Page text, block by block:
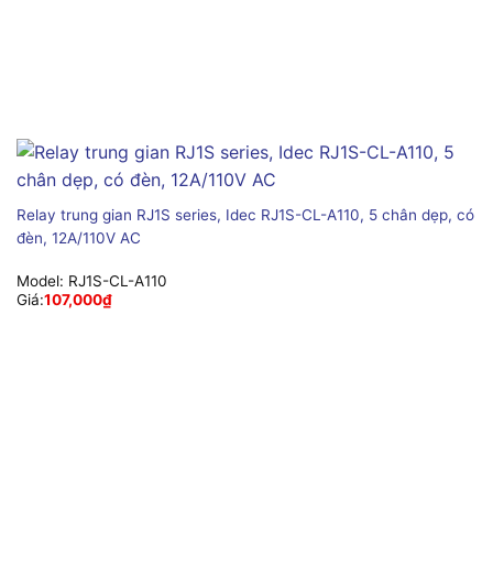
Relay trung gian RJ1S series, Idec RJ1S-CL-A110, 5 chân dẹp, có
đèn, 12A/110V AC
Model: RJ1S-CL-A110
Giá:107,000₫